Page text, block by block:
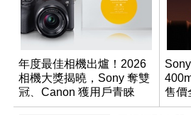
年度最佳相機出爐！2026
相機大獎揭曉，Sony 奪雙
冠、Canon 獲用戶青睞
售價